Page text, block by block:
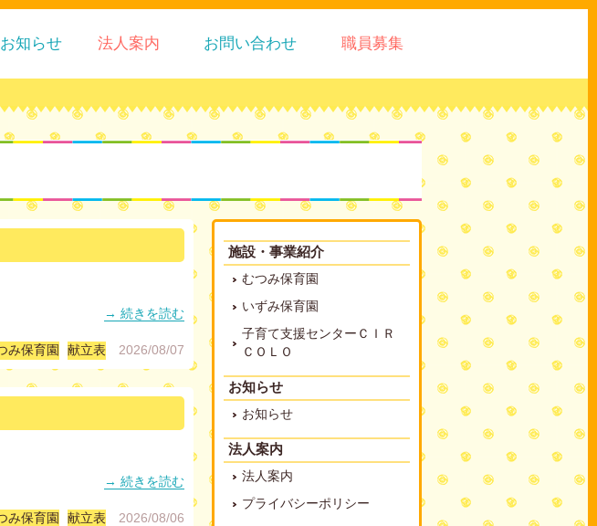
お知らせ 法人案内 お問い合わせ 職員募集
→ 続きを読む
み保育園 献立表 2026/08/07
→ 続きを読む
み保育園 献立表 2026/08/06
施設・事業紹介
むつみ保育園
いずみ保育園
子育て支援センターＣＩＲ
ＣＯＬＯ
お知らせ
お知らせ
法人案内
法人案内
プライバシーポリシー